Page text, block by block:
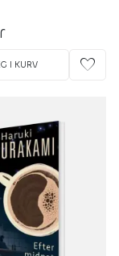
I KURV favorite